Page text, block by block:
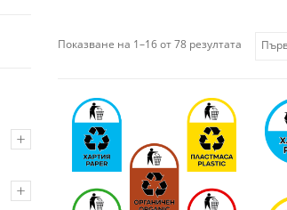
+
+
Показване на 1–16 от 78 резултата Sorted